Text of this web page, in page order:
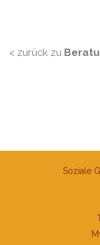
< zurück zu
Soziale